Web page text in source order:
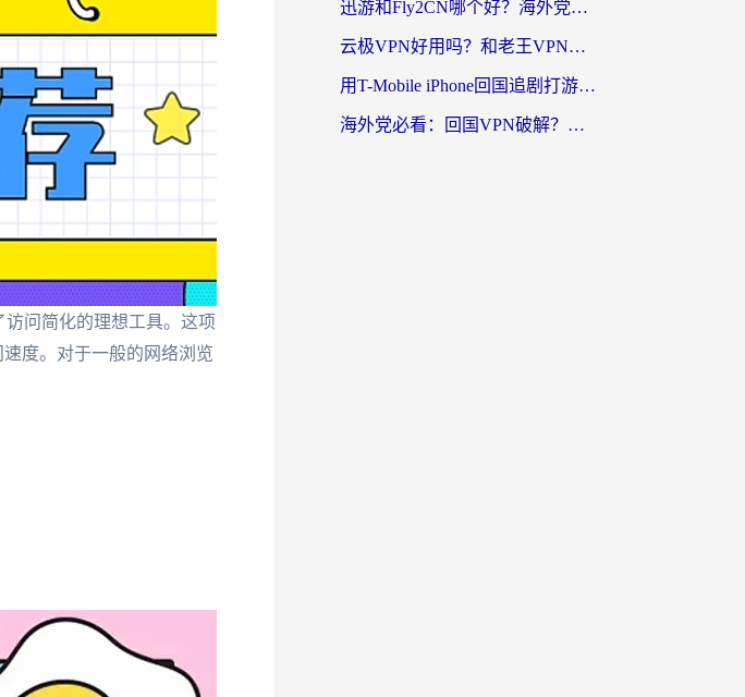
访问简化的理想工具。这项
度。对于一般的网络浏览
迅游和Fly2CN哪个好？海外党回国加速器真实测评与选择心法
云极VPN好用吗？和老王VPN对比哪个回国效果更好？海外党必看的真实体验指南
用T-Mobile iPhone回国追剧打游戏，我差点把手机砸了
海外党必看：回国VPN破解？别踩坑！3步选对加速器无缝刷国内资源